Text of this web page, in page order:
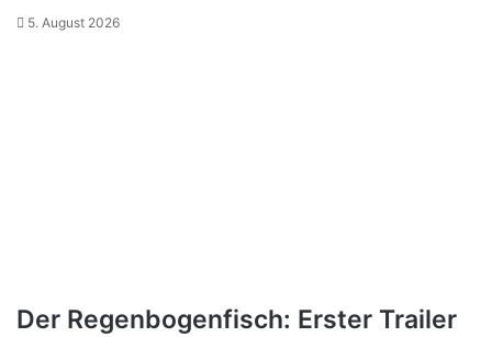
5. August 2026
Der Regenbogenfisch: Erster Trailer